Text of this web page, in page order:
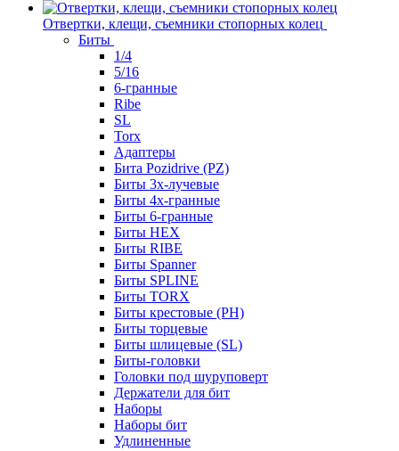
Отвертки, клещи, съемники стопорных колец
Биты
1/4
5/16
6-гранные
Ribe
SL
Torx
Адаптеры
Бита Pozidrive (PZ)
Биты 3х-лучевые
Биты 4х-гранные
Биты 6-гранные
Биты HEX
Биты RIBE
Биты Spanner
Биты SPLINE
Биты TORX
Биты крестовые (PH)
Биты торцевые
Биты шлицевые (SL)
Биты-головки
Головки под шуруповерт
Держатели для бит
Наборы
Наборы бит
Удлиненные